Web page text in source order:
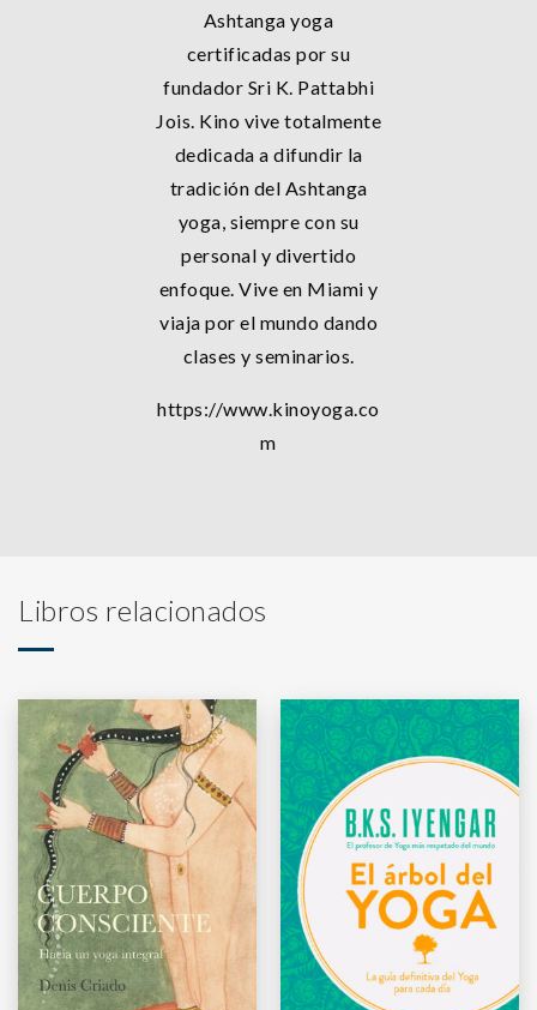
Ashtanga yoga
certificadas por su
fundador Sri K. Pattabhi
Jois. Kino vive totalmente
dedicada a difundir la
tradición del Ashtanga
yoga, siempre con su
personal y divertido
enfoque. Vive en Miami y
viaja por el mundo dando
clases y seminarios.
https://www.kinoyoga.co
m
Libros relacionados